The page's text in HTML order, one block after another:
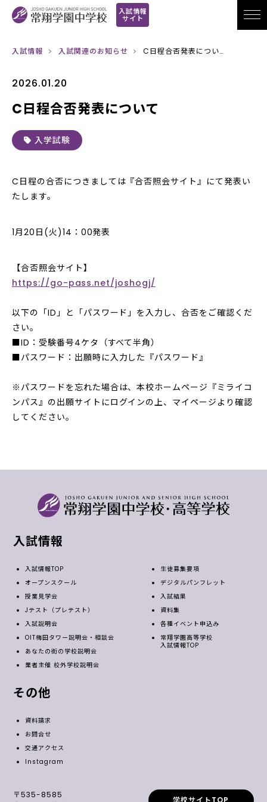
入試情報
サイト
入試情報 入試関連のお知らせ C日程合否発表につい…
2026.01.20
C日程合否発表について
入学試験
C日程の合否につきましては『合否照会サイト』にて発表い
たします。
1月20日(火)14：00発表
【合否照会サイト】
https://go-pass.net/joshogj/
以下の「ID」と「パスワード」を入力し、合否をご確認くだ
さい。
■ID：受験番号4ケタ（すべて半角）
■パスワード：出願時に入力した『パスワード』
※パスワードを忘れた場合は、本校ホームページ『ミライコ
ンパス』の出願サイトにログインの上、マイページより確認
してください。
〒535-8585
入試情報
入試情報TOP
オープンスクール
授業見学会
Jテスト（プレテスト）
入試説明会
OIT梅田タワー説明会・相談会
あなたの街の学校説明会
業者主催 校外学校説明会
生徒募集要項
デジタルパンフレット
入試結果
資料集
各種イベント申込み
常翔学園高等学校
入試情報TOP
その他
資料請求
お問合せ
交通アクセス
Instagram